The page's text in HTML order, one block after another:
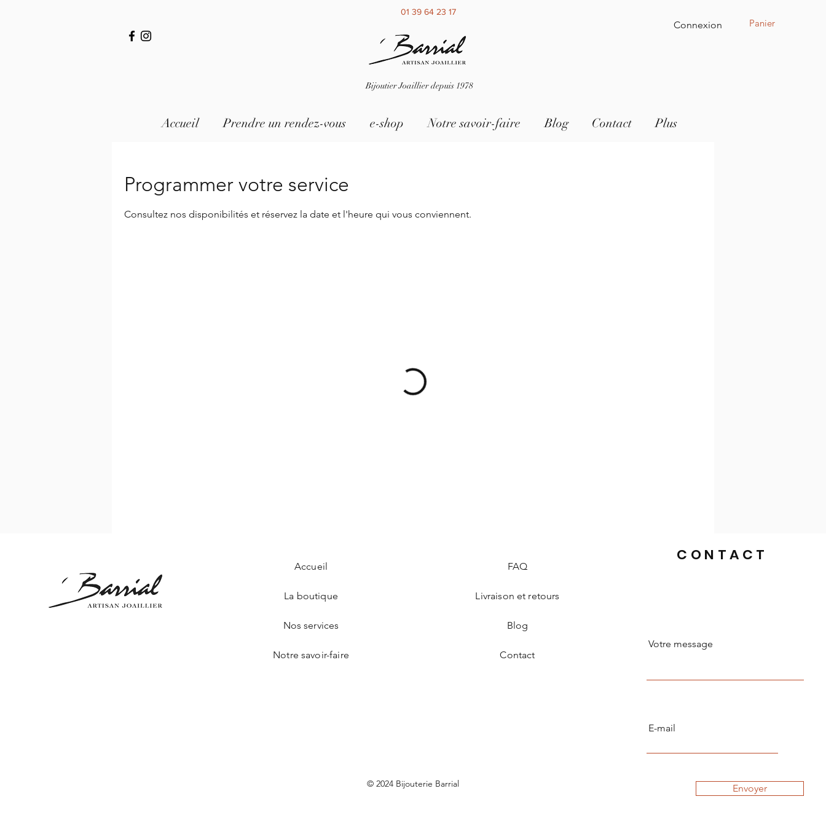
Panier
Connexion
01 39 64 23 17
Bijoutier Joaillier depuis 1978
Accueil Prendre un rendez-vous e-shop Notre savoir-faire Blog Contact Plus
Programmer votre service
Consultez nos disponibilités et réservez la date et l'heure qui vous conviennent.
Accueil
La boutique
Nos services
Notre savoir-faire
FAQ
Livraison et retours
Blog
Contact
CONTACT
Envoyer
© 2024 Bijouterie Barrial